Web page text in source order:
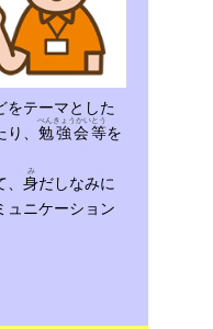
をテーマとした
り、 勉強会
べんきょうかい
等
とう
を
身
み
だしなみに
ュニケーション